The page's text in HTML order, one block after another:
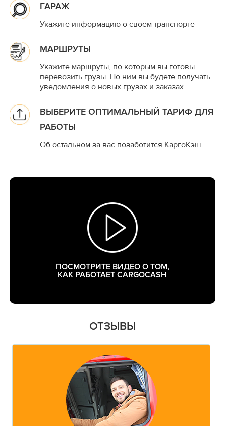
ГАРАЖ
Укажите информацию о своем транспорте
МАРШРУТЫ
Укажите маршруты, по которым вы готовы
перевозить грузы. По ним вы будете получать
уведомления о новых грузах и заказах.
ВЫБЕРИТЕ ОПТИМАЛЬНЫЙ ТАРИФ ДЛЯ
РАБОТЫ
Об остальном за вас позаботится КаргоКэш
ПОСМОТРИТЕ ВИДЕО О ТОМ,
КАК РАБОТАЕТ CARGOCASH
ОТЗЫВЫ